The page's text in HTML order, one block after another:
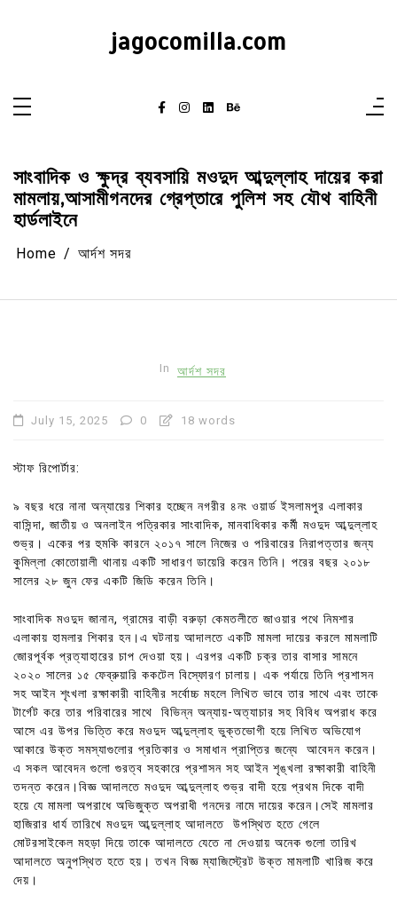
jagocomilla.com
সাংবাদিক ও ক্ষুদ্র ব্যবসায়ি মওদুদ আব্দুল্লাহ দায়ের করা
মামলায়,আসামীগনদের গ্রেপ্তারে পুলিশ সহ যৌথ বাহিনী
হার্ডলাইনে
Home আর্দশ সদর
In আর্দশ সদর
July 15, 2025 0 18 words
স্টাফ রিপোর্টার:
৯ বছর ধরে নানা অন্যায়ের শিকার হচ্ছেন নগরীর ৪নং ওয়ার্ড ইসলামপুর এলাকার
বাসিন্দা, জাতীয় ও অনলাইন পত্রিকার সাংবাদিক, মানবাধিকার কর্মী মওদুদ আব্দুল্লাহ
শুভ্র। একের পর হুমকি কারনে ২০১৭ সালে নিজের ও পরিবারের নিরাপত্তার জন্য
কুমিল্লা কোতোয়ালী থানায় একটি সাধারণ ডায়েরি করেন তিনি। পরের বছর ২০১৮
সালের ২৮ জুন ফের একটি জিডি করেন তিনি।
সাংবাদিক মওদুদ জানান, গ্রামের বাড়ী বরুড়া কেমতলীতে জাওয়ার পথে নিমশার
এলাকায় হামলার শিকার হন।এ ঘটনায় আদালতে একটি মামলা দায়ের করলে মামলাটি
জোরপূর্বক প্রত্যাহারের চাপ দেওয়া হয়। এরপর একটি চক্র তার বাসার সামনে
২০২০ সালের ১৫ ফেব্রুয়ারি ককটেল বিস্ফোরণ চালায়। এক পর্যায়ে তিনি প্রশাসন
সহ আইন শৃংখলা রক্ষাকারী বাহিনীর সর্বোচ্চ মহলে লিখিত ভাবে তার সাথে এবং তাকে
টার্গেট করে তার পরিবারের সাথে বিভিন্ন অন্যায়-অত্যাচার সহ বিবিধ অপরাধ করে
আসে এর উপর ভিত্তি করে মওদুদ আব্দুল্লাহ ভুক্তভোগী হয়ে লিখিত অভিযোগ
আকারে উক্ত সমস্যাগুলোর প্রতিকার ও সমাধান প্রাপ্তির জন্যে আবেদন করেন।
এ সকল আবেদন গুলো গুরত্ব সহকারে প্রশাসন সহ আইন শৃঙ্খলা রক্ষাকারী বাহিনী
তদন্ত করেন।বিজ্ঞ আদালতে মওদুদ আব্দুল্লাহ শুভ্র বাদী হয়ে প্রথম দিকে বাদী
হয়ে যে মামলা অপরাধে অভিজুক্ত অপরাধী গনদের নামে দায়ের করেন।সেই মামলার
হাজিরার ধার্য তারিখে মওদুদ আব্দুল্লাহ আদালতে উপস্থিত হতে গেলে
মোটরসাইকেল মহড়া দিয়ে তাকে আদালতে যেতে না দেওয়ায় অনেক গুলো তারিখ
আদালতে অনুপস্থিত হতে হয়। তখন বিজ্ঞ ম্যাজিস্ট্রেট উক্ত মামলাটি খারিজ করে
দেয়।